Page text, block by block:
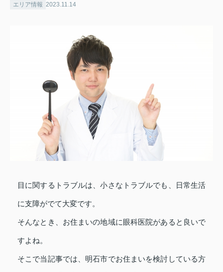
エリア情報 2023.11.14
目に関するトラブルは、小さなトラブルでも、日常生活
に支障がでて大変です。
そんなとき、お住まいの地域に眼科医院があると良いで
すよね。
そこで当記事では、明石市でお住まいを検討している方